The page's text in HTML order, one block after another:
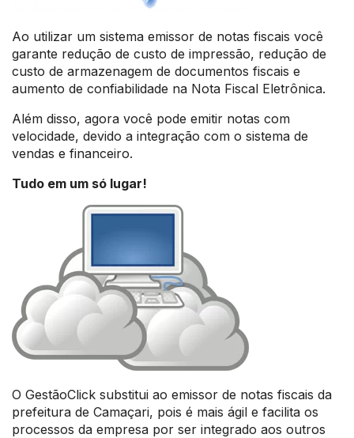
Ao utilizar um sistema emissor de notas fiscais você
garante redução de custo de impressão, redução de
custo de armazenagem de documentos fiscais e
aumento de confiabilidade na Nota Fiscal Eletrônica.
Além disso, agora você pode emitir notas com
velocidade, devido a integração com o sistema de
vendas e financeiro.
Tudo em um só lugar!
O GestãoClick substitui ao emissor de notas fiscais da
prefeitura de Camaçari, pois é mais ágil e facilita os
processos da empresa por ser integrado aos outros